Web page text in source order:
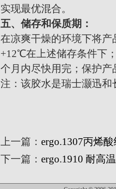
实现最优混合。
五、储存和保质期 ：
在凉爽干燥的环境下将
+12℃在上述储存条件下
个月内尽快用完；保护
注：该胶水是瑞士灏迅
上一篇： ergo.1307丙烯
下一篇： ergo.1910 耐高